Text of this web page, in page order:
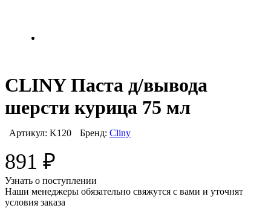
CLINY Паста д/вывода
шерсти курица 75 мл
Артикул: K120 Бренд: Cliny
891 ₽
Узнать о поступлении
Наши менеджеры обязательно свяжутся с вами и уточнят
условия заказа